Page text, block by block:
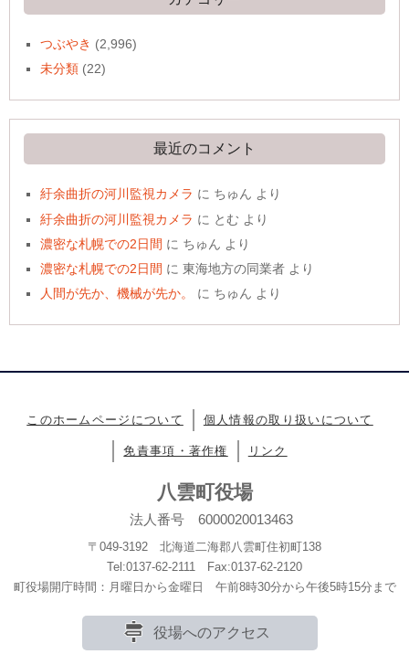
つぶやき (2,996)
未分類 (22)
最近のコメント
紆余曲折の河川監視カメラ に ちゅん より
紆余曲折の河川監視カメラ に とむ より
濃密な札幌での2日間 に ちゅん より
濃密な札幌での2日間 に東海地方の同業者 より
人間が先か、機械が先か。
に ちゅん より
このホームページについて 個人情報の取り扱いについて
免責事項・著作権 リンク
八雲町役場
法人番号 6000020013463
〒049-3192 北海道二海郡八雲町住初町138
Tel:0137-62-2111 Fax:0137-62-2120
町役場開庁時間：月曜日から金曜日 午前8時30分から午後5時15分まで
役場へのアクセス